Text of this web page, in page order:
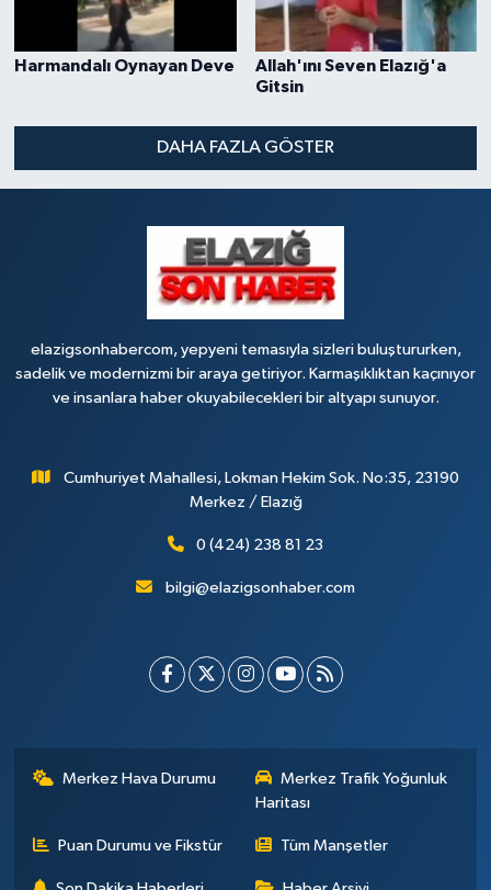
Harmandalı Oynayan Deve
Allah'ını Seven Elazığ'a
Gitsin
DAHA FAZLA GÖSTER
elazigsonhabercom, yepyeni temasıyla sizleri buluştururken,
sadelik ve modernizmi bir araya getiriyor. Karmaşıklıktan kaçınıyor
ve insanlara haber okuyabilecekleri bir altyapı sunuyor.
Cumhuriyet Mahallesi, Lokman Hekim Sok. No:35, 23190
Merkez / Elazığ
0 (424) 238 81 23
bilgi@elazigsonhaber.com
Merkez Hava Durumu
Merkez Trafik Yoğunluk
Haritası
Puan Durumu ve Fikstür Tüm Manşetler